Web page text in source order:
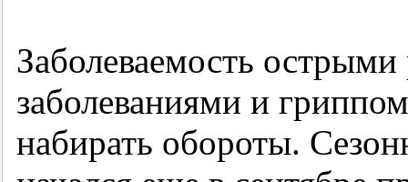
Заболеваемость
заболеваниями и
набирать обороты.